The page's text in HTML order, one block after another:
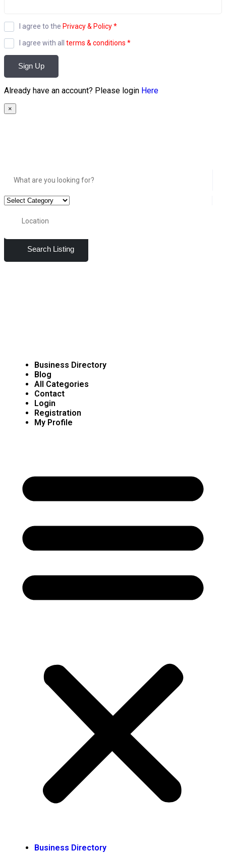
I agree to the Privacy & Policy*
I agree with all terms & conditions *
Sign Up
Already have an account? Please login Here
×
Search Listing
Business Directory
Blog
All Categories
Contact
Login
Registration
My Profile
Business Directory